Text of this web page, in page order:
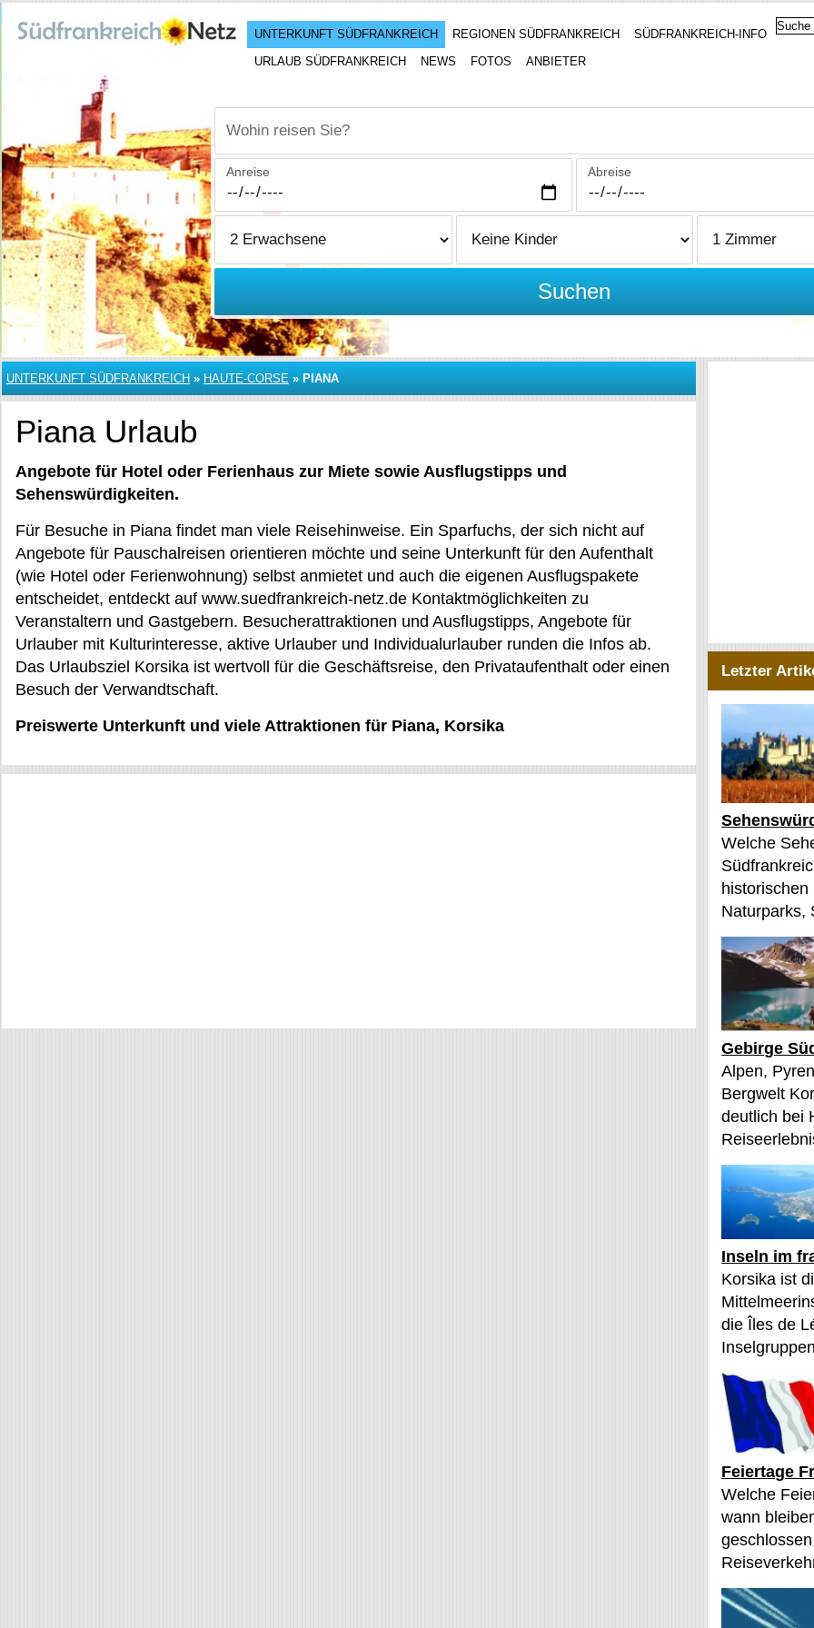
UNTERKUNFT SÜDFRANKREICH REGIONEN SÜDFRANKREICH
SÜDFRANKREICH-INFO
URLAUB SÜDFRANKREICH
NEWS FOTOS ANBIETER
Wohin reisen Sie?
Anreise Abreise
Suchen
UNTERKUNFT SÜDFRANKREICH » HAUTE-CORSE » PIANA
Piana Urlaub
Angebote für Hotel oder Ferienhaus zur Miete sowie Ausflugstipps und
Sehenswürdigkeiten.
Für Besuche in Piana findet man viele Reisehinweise. Ein Sparfuchs, der sich nicht auf
Angebote für Pauschalreisen orientieren möchte und seine Unterkunft für den Aufenthalt
(wie Hotel oder Ferienwohnung) selbst anmietet und auch die eigenen Ausflugspakete
entscheidet, entdeckt auf www.suedfrankreich-netz.de Kontaktmöglichkeiten zu
Veranstaltern und Gastgebern. Besucherattraktionen und Ausflugstipps, Angebote für
Urlauber mit Kulturinteresse, aktive Urlauber und Individualurlauber runden die Infos ab.
Das Urlaubsziel Korsika ist wertvoll für die Geschäftsreise, den Privataufenthalt oder einen
Besuch der Verwandtschaft.
Preiswerte Unterkunft und viele Attraktionen für Piana, Korsika
Letzter
Welche
Naturparks,
Gebirge
Alpen,
Bergwelt
deutlich bei
Inseln im
Korsika ist
die Îles de
Feiertage
Welche
wann